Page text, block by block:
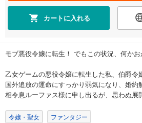
カートに入れる
モブ悪役令嬢に転生！ でもこの状況、何か
乙女ゲームの悪役令嬢に転生した私、伯爵令
国外追放の運命にすっかり弱気になり、婚
相令息ルーファス様に申し出るが、思わぬ
令嬢・聖女 ファンタジー